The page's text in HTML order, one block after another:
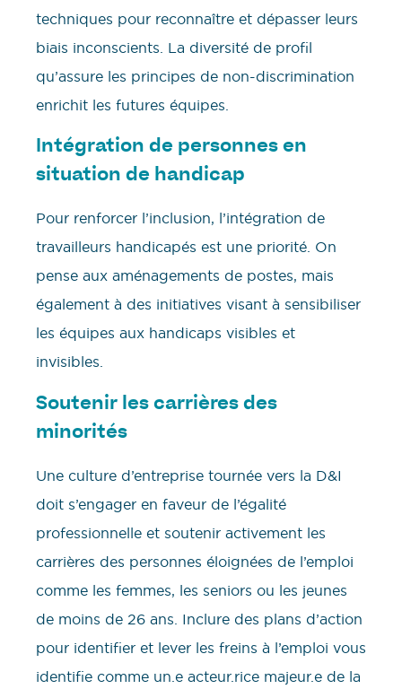
techniques pour reconnaître et dépasser leurs
biais inconscients. La diversité de profil
qu’assure les principes de non-discrimination
enrichit les futures équipes.
Intégration de personnes en
situation de handicap
Pour renforcer l’inclusion, l’intégration de
travailleurs handicapés est une priorité. On
pense aux aménagements de postes, mais
également à des initiatives visant à sensibiliser
les équipes aux handicaps visibles et
invisibles.
Soutenir les carrières des
minorités
Une culture d’entreprise tournée vers la D&I
doit s’engager en faveur de l’égalité
professionnelle et soutenir activement les
carrières des personnes éloignées de l’emploi
comme les femmes, les seniors ou les jeunes
de moins de 26 ans. Inclure des plans d’action
pour identifier et lever les freins à l’emploi vous
identifie comme un.e acteur.rice majeur.e de la